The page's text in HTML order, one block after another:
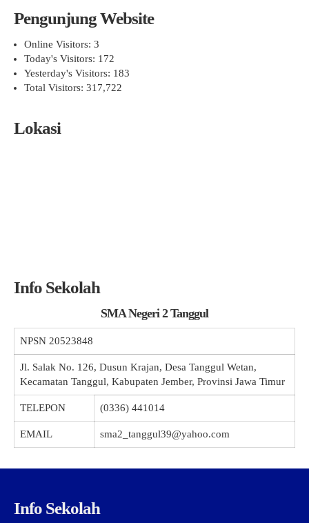
Pengunjung Website
Online Visitors: 3
Today's Visitors: 172
Yesterday's Visitors: 183
Total Visitors: 317,722
Lokasi
Info Sekolah
SMA Negeri 2 Tanggul
NPSN 20523848
Jl. Salak No. 126, Dusun Krajan, Desa Tanggul Wetan,
Kecamatan Tanggul, Kabupaten Jember, Provinsi Jawa Timur
TELEPON (0336) 441014
EMAIL sma2_tanggul39@yahoo.com
Info Sekolah